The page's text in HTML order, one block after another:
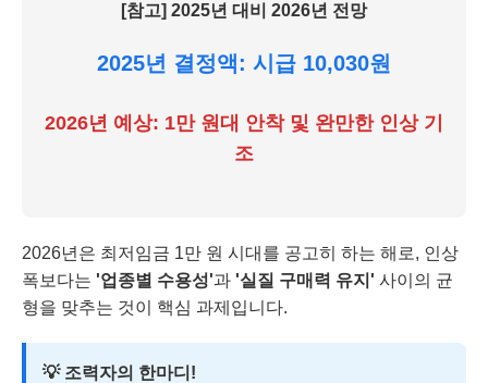
[참고] 2025년 대비 2026년 전망
2025년 결정액: 시급 10,030원
2026년 예상: 1만 원대 안착 및 완만한 인상 기
조
2026년은 최저임금 1만 원 시대를 공고히 하는 해로, 인상
폭보다는 '업종별 수용성'과 '실질 구매력 유지' 사이의 균
형을 맞추는 것이 핵심 과제입니다.
💡 조력자의 한마디!